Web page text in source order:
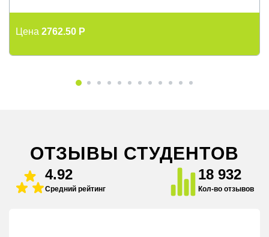
Цена 2762.50 P
ОТЗЫВЫ СТУДЕНТОВ
4.92
Средний рейтинг
18 932
Кол-во отзывов